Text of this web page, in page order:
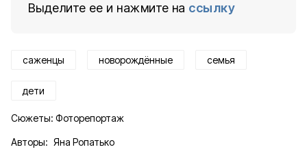
Выделите ее и нажмите на ссылку
саженцы новорождённые семья
дети
Сюжеты: Фоторепортаж
Авторы: Яна Ропатько